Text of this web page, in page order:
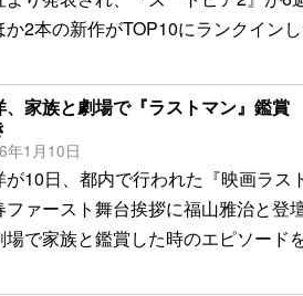
か2本の新作がTOP10にランクインし
、家族と劇場で『ラストマン』鑑
年1月10日
が10日、都内で行われた『映画ラス
ファースト舞台挨拶に福山雅治と登
場で家族と鑑賞した時のエピソード